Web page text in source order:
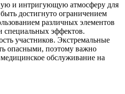
и интригующую атмосферу для
достигнуто ограничением
различных элементов
специальных эффектов.
участников. Экстремальные
опасными, поэтому важно
обслуживание на